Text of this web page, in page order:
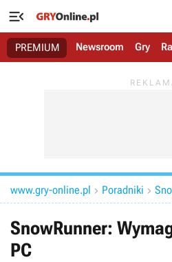

PREMIUM Newsroom Gry
www.gry-online.pl  Poradniki 
SnowRunner:
PC